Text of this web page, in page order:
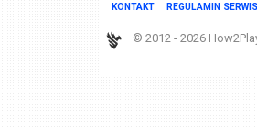
KONTAKT REGULAMIN
© 2012 - 2026